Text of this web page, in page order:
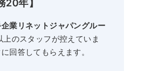
年】
業リネットジャパングルー
のスタッフが控えていま
回答してもらえます。